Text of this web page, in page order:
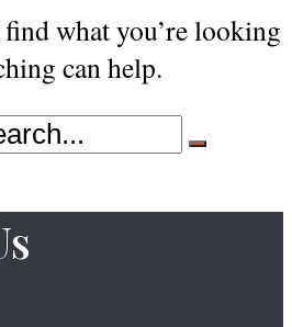
find what you’re looking
can help.